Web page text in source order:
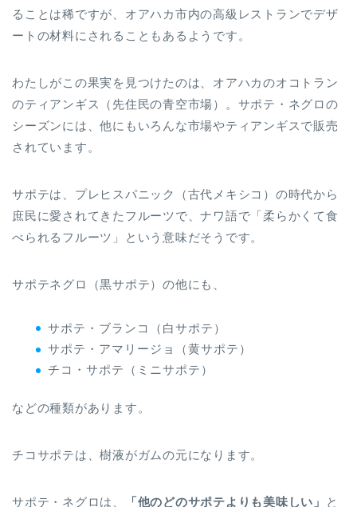
ることは稀ですが、オアハカ市内の高級レストランでデザ
ートの材料にされることもあるようです。
わたしがこの果実を見つけたのは、オアハカのオコトラン
のティアンギス（先住民の青空市場）。サポテ・ネグロの
シーズンには、他にもいろんな市場やティアンギスで販売
されています。
サポテは、プレヒスパニック（古代メキシコ）の時代から
庶民に愛されてきたフルーツで、ナワ語で「柔らかくて食
べられるフルーツ」という意味だそうです。
サポテネグロ（黒サポテ）の他にも、
サポテ・ブランコ（白サポテ）
サポテ・アマリージョ（黄サポテ）
チコ・サポテ（ミニサポテ）
などの種類があります。
チコサポテは、樹液がガムの元になります。
サポテ・ネグロは、 「他のどのサポテよりも美味しい」 と